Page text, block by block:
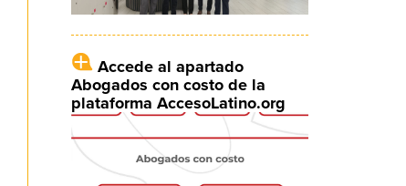
Accede al apartado
Abogados con costo de la
plataforma AccesoLatino.org